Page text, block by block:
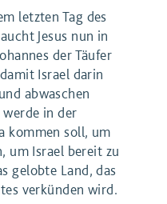
letzten Tag des
Jesus nun in
der Täufer
Israel darin
abwaschen
in der
kommen soll, um
um Israel bereit zu
gelobte Land, das
verkünden wird.